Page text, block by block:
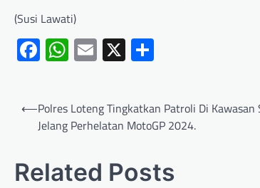
(Susi Lawati)
Facebook
WhatsApp
Email
X
⟵Polres Loteng Tingkatkan Patroli Di
Jelang Perhelatan MotoGP 2024.
Related Posts